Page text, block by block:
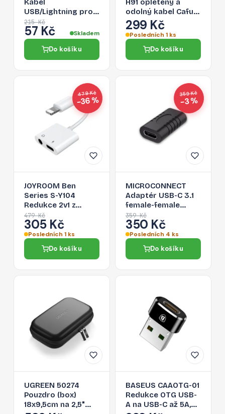
Kabel
USB/Lightning pro
Apple zařízení, délka
1m, bílý
215 Kč
57 Kč Skladem
Do košíku
H91 opletený a
odolný kabel Cafule
USB-C/USB-C, 2m,
černo-červený
299 Kč
Posledních 1 ks
Do košíku
479 Kč
−36 %
JOYROOM Ben
Series S-Y104
Redukce 2v1 z
Lightning na Jack
3,5/Lightning, bílá
479 Kč
305 Kč
Posledních 1 ks
Do košíku
359 Kč
−3 %
MICROCONNECT
Adaptér USB-C 3.1
female-female
(samice-samice), PD
až 100W, černý
359 Kč
350 Kč
Posledních 4 ks
Do košíku
UGREEN 50274
Pouzdro (box)
18x9,5cm na 2,5"
BASEUS CAAOTG-01
Redukce OTG USB-
A na USB-C až 5A,